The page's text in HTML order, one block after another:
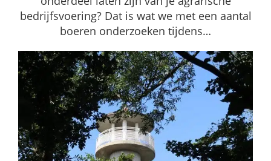
bedrijfsvoering? Dat is wat we met een aantal
boeren onderzoeken tijdens…
Nederlands Dagblad
Artikel In de media Nieuws